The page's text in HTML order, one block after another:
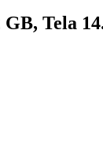
GB, Tela